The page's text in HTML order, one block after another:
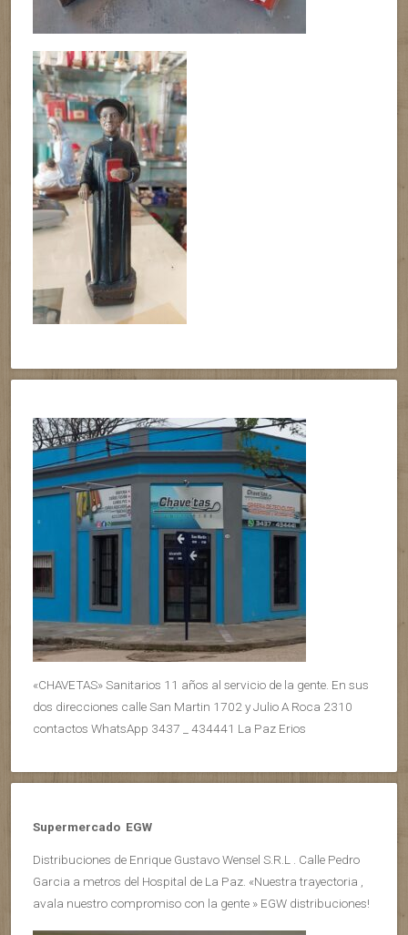
«CHAVETAS» Sanitarios 11 años al servicio de la gente. En sus
dos direcciones calle San Martin 1702 y Julio A Roca 2310
contactos WhatsApp 3437 _ 434441 La Paz Erios
Supermercado EGW
Distribuciones de Enrique Gustavo Wensel S.R.L . Calle Pedro
Garcia a metros del Hospital de La Paz. «Nuestra trayectoria ,
avala nuestro compromiso con la gente » EGW distribuciones!